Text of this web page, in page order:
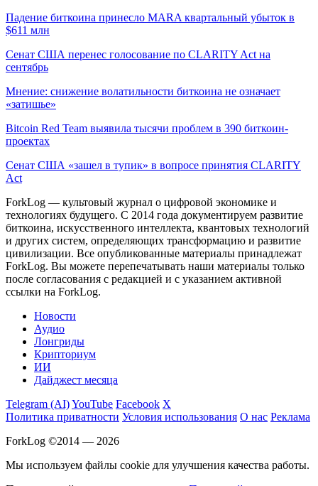
Падение биткоина принесло MARA квартальный убыток в
$611 млн
Сенат США перенес голосование по CLARITY Act на
сентябрь
Мнение: снижение волатильности биткоина не означает
«затишье»
Bitcoin Red Team выявила тысячи проблем в 390 биткоин-
проектах
Сенат США «зашел в тупик» в вопросе принятия CLARITY
Act
ForkLog — культовый журнал о цифровой экономике и
технологиях будущего. С 2014 года документируем развитие
биткоина, искусственного интеллекта, квантовых технологий
и других систем, определяющих трансформацию и развитие
цивилизации. Все опубликованные материалы принадлежат
ForkLog. Вы можете перепечатывать наши материалы только
после согласования с редакцией и с указанием активной
ссылки на ForkLog.
Новости
Аудио
Лонгриды
Крипториум
ИИ
Дайджест месяца
Telegram (AI)YouTube Facebook X
Политика приватности Условия использования О нас Реклама
ForkLog ©2014 — 2026
Мы используем файлы cookie для улучшения качества работы.